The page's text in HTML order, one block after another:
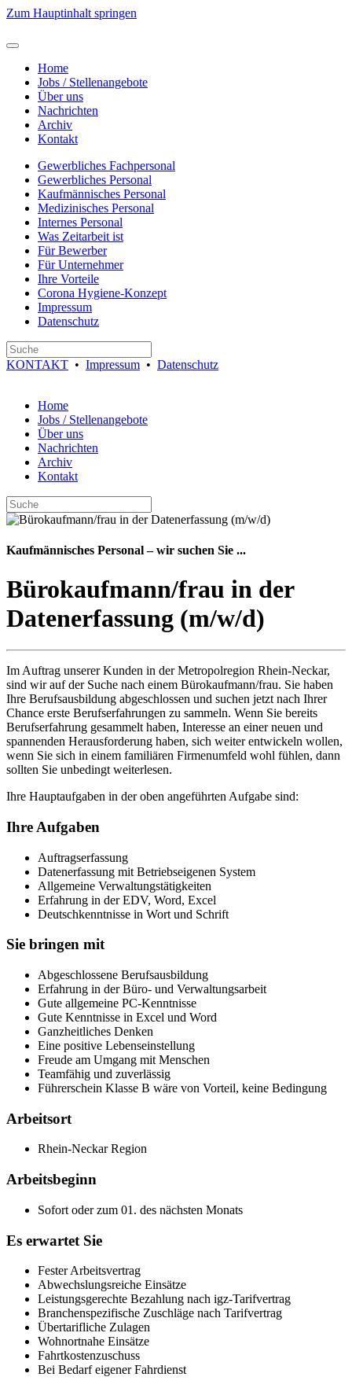
Zum Hauptinhalt springen
Home
Jobs / Stellenangebote
Über uns
Nachrichten
Archiv
Kontakt
Gewerbliches Fachpersonal
Gewerbliches Personal
Kaufmännisches Personal
Medizinisches Personal
Internes Personal
Was Zeitarbeit ist
Für Bewerber
Für Unternehmer
Ihre Vorteile
Corona Hygiene-Konzept
Impressum
Datenschutz
KONTAKT • Impressum • Datenschutz
Home
Jobs / Stellenangebote
Über uns
Nachrichten
Archiv
Kontakt
Kaufmännisches Personal – wir suchen Sie ...
Bürokaufmann/frau in der
Datenerfassung (m/w/d)
Im Auftrag unserer Kunden in der Metropolregion Rhein-Neckar,
sind wir auf der Suche nach einem Bürokaufmann/frau. Sie haben
Ihre Berufsausbildung abgeschlossen und suchen jetzt nach Ihrer
Chance erste Berufserfahrungen zu sammeln. Wenn Sie bereits
Berufserfahrung gesammelt haben, Interesse an einer neuen und
spannenden Herausforderung haben, sich weiter entwickeln wollen,
wenn Sie sich in einem familiären Firmenumfeld wohl fühlen, dann
sollten Sie unbedingt weiterlesen.
Ihre Hauptaufgaben in der oben angeführten Aufgabe sind:
Ihre Aufgaben
Auftragserfassung
Datenerfassung mit Betriebseigenen System
Allgemeine Verwaltungstätigkeiten
Erfahrung in der EDV, Word, Excel
Deutschkenntnisse in Wort und Schrift
Sie bringen mit
Abgeschlossene Berufsausbildung
Erfahrung in der Büro- und Verwaltungsarbeit
Gute allgemeine PC-Kenntnisse
Gute Kenntnisse in Excel und Word
Ganzheitliches Denken
Eine positive Lebenseinstellung
Freude am Umgang mit Menschen
Teamfähig und zuverlässig
Führerschein Klasse B wäre von Vorteil, keine Bedingung
Arbeitsort
Rhein-Neckar Region
Arbeitsbeginn
Sofort oder zum 01. des nächsten Monats
Es erwartet Sie
Fester Arbeitsvertrag
Abwechslungsreiche Einsätze
Leistungsgerechte Bezahlung nach igz-Tarifvertrag
Branchenspezifische Zuschläge nach Tarifvertrag
Übertarifliche Zulagen
Wohnortnahe Einsätze
Fahrtkostenzuschuss
Bei Bedarf eigener Fahrdienst